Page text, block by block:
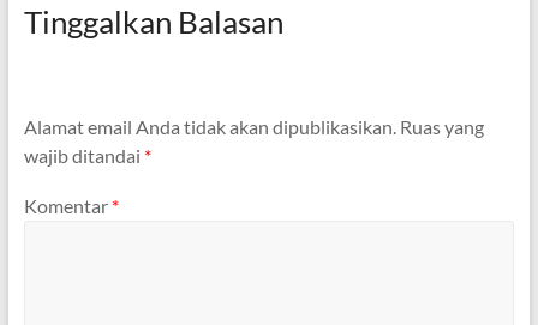
Tinggalkan Balasan
Alamat email Anda tidak akan dipublikasikan. Ruas yang
wajib ditandai *
Komentar *